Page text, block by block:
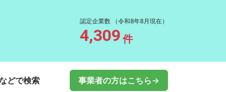
認定企業数 （令和8年8月現在）
4,309 件
どで検索 事業者の方はこちら→